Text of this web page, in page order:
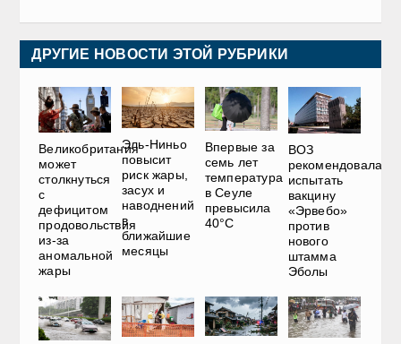
ДРУГИЕ НОВОСТИ ЭТОЙ РУБРИКИ
Великобритания
может
столкнуться
с
дефицитом
продовольствия
из-за
аномальной
жары
Эль-Ниньо
повысит
риск жары,
засух и
наводнений
в
ближайшие
месяцы
Впервые за
семь лет
температура
в Сеуле
превысила
40°C
ВОЗ
рекомендовала
испытать
вакцину
«Эрвебо»
против
нового
штамма
Эболы